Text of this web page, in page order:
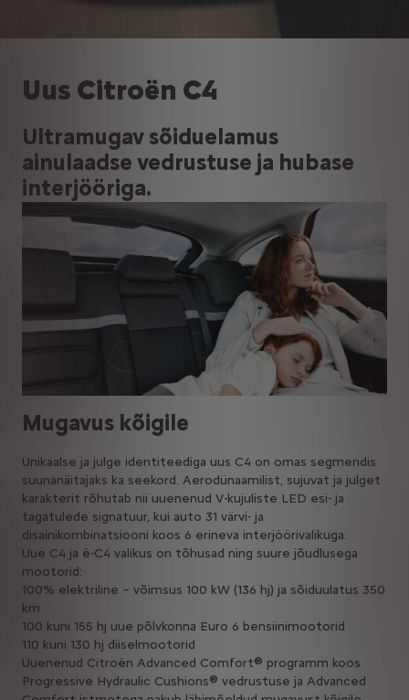
Uus Citroën C4
Ultramugav sõiduelamus
ainulaadse vedrustuse ja hubase
interjööriga.
Mugavus kõigile
Unikaalse ja julge identiteediga uus C4 on omas segmendis
suunanäitajaks ka seekord. Aerodünaamilist, sujuvat ja julget
karakterit rõhutab nii uuenenud V-kujuliste LED esi- ja
tagatulede signatuur, kui auto 31 värvi- ja
disainikombinatsiooni koos 6 erineva interjöörivalikuga.
Uue C4 ja ë-C4 valikus on tõhusad ning suure jõudlusega
mootorid:
100% elektriline – võimsus 100 kW (136 hj) ja sõiduulatus 350
km
100 kuni 155 hj uue põlvkonna Euro 6 bensiinimootorid
110 kuni 130 hj diiselmootorid
Uuenenud Citroën Advanced Comfort® programm koos
Progressive Hydraulic Cushions® vedrustuse ja Advanced